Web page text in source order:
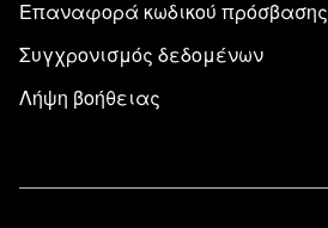
Επαναφορά κωδικού πρόσβασης
Συγχρονισμός δεδομένων
Λήψη βοήθειας